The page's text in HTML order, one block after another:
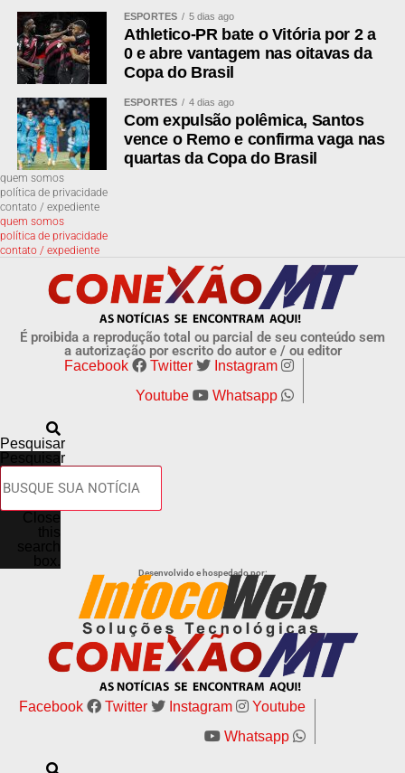
12312-2 ou máscara de solda com vidro número 14.
Óculos escuros comuns, chapas de raio X, filmes
fotográficos, vidros escurecidos e telas de celular não
pode causar lesão permanente na visão.
Quem quiser acompanhar o eclipse solar de longe
encontra transmissões ao vivo. A Agência Espacial
Europeia exibe o fenômeno em seu canal no YouTube, e
o Observatório Nacional também transmite os dois
eventos gratuitamente pela mesma plataforma.
Facebook
LinkedIn
Share
ESPORTES 5 dias ago
Athletico-PR bate o Vitória por 2 a
0 e abre vantagem nas oitavas da
Copa do Brasil
ESPORTES 4 dias ago
Com expulsão polêmica, Santos
vence o Remo e confirma vaga nas
quartas da Copa do Brasil
quem somos
política de privacidade
contato / expediente
quem somos
política de privacidade
contato / expediente
É proibida a reprodução total ou parcial de seu conteúdo sem
a autorização por escrito do autor e / ou editor
Facebook Twitter
Instagram
Youtube
Whatsapp
Pesquisar
Pesquisar
Desenvolvido e hospedado por:
Facebook Twitter Instagram
Youtube
Whatsapp